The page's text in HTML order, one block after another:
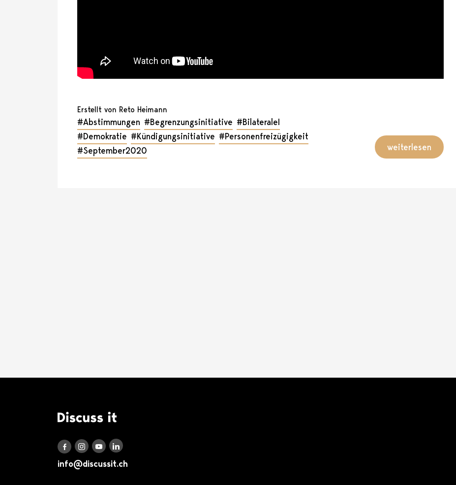
Erstellt von Reto Heimann
#Abstimmungen #Begrenzungsinitiative #BilateraleI
#Demokratie #Kündigungsinitiative #Personenfreizügigkeit
#September2020
weiterlesen
Logo Discuss it
Discuss it auf Facebook
Discuss it auf Instagram
Discuss it auf Youtube
Discuss it auf LinkedIn
info@discussit.ch